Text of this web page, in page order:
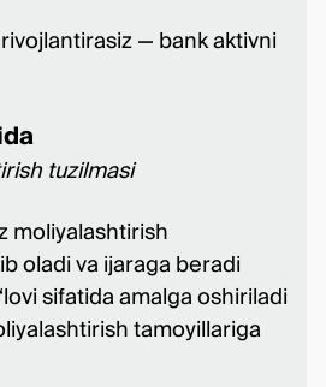
— bank aktivni
tuzilmasi
moliyalashtirish
oladi va ijaraga beradi
sifatida amalga oshiriladi
tamoyillariga